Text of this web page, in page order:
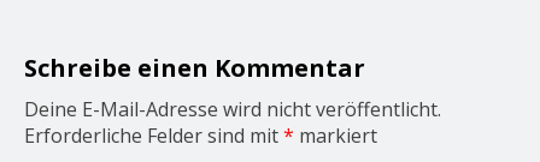
o
Schreibe einen Kommentar
Deine E-Mail-Adresse wird nicht veröffentlicht.
Erforderliche Felder sind mit* markiert